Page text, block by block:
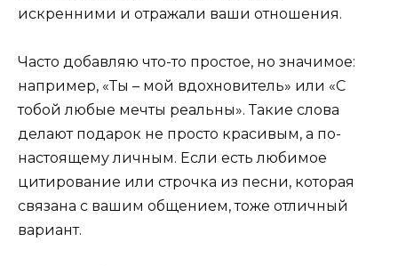
искренними и отражали ваши отношения.
Часто добавляю что-то простое, но значимое:
например, «Ты – мой вдохновитель» или «С
тобой любые мечты реальны». Такие слова
делают подарок не просто красивым, а по-
настоящему личным. Если есть любимое
цитирование или строчка из песни, которая
связана с вашим общением, тоже отличный
вариант.